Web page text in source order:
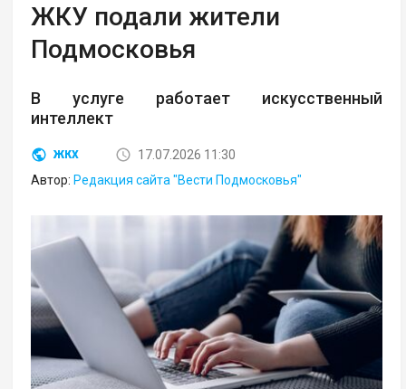
ЖКУ подали жители
Подмосковья
В услуге работает искусственный
интеллект
ЖКХ
17.07.2026 11:30
Автор: Редакция сайта "Вести Подмосковья"